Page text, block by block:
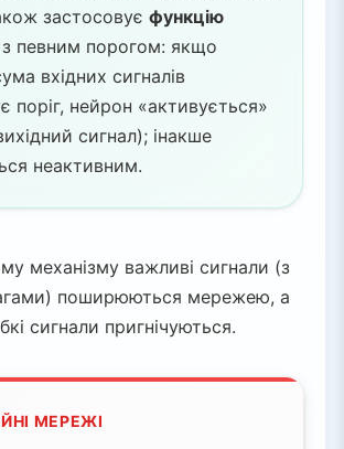
застосовує функцію
певним порогом: якщо
вхідних сигналів
поріг, нейрон «активується»
сигнал); інакше
неактивним.
механізму важливі сигнали (з
поширюються мережею, а
сигнали пригнічуються.
МЕРЕЖІ